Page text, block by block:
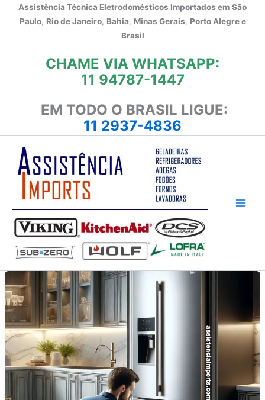
Assistência Técnica Eletrodomésticos Importados em São
Paulo, Rio de Janeiro, Bahia, Minas Gerais, Porto Alegre e
Brasil
CHAME VIA WHATSAPP:
11 94787-1447
EM TODO O BRASIL LIGUE:
11 2937-4836